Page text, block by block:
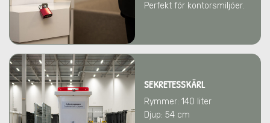
Perfekt för kontorsmiljöer.
SEKRETESSKÄRL
Rymmer: 140 liter
Djup: 54 cm